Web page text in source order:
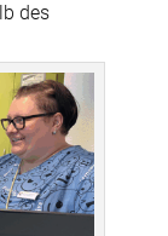
des